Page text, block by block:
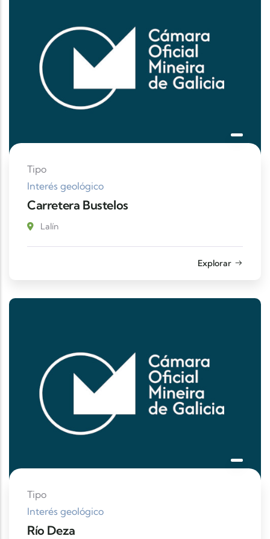
Tipo
Interés geológico
Carretera Bustelos
Lalín
Explorar
Tipo
Interés geológico
Río Deza